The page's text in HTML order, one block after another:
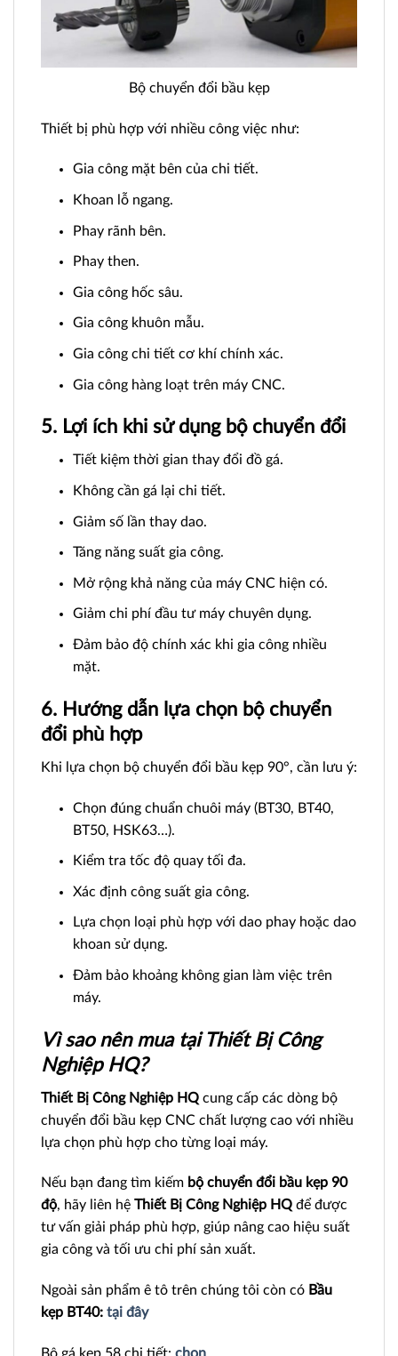
Bộ chuyển đổi bầu kẹp
Thiết bị phù hợp với nhiều công việc như:
Gia công mặt bên của chi tiết.
Khoan lỗ ngang.
Phay rãnh bên.
Phay then.
Gia công hốc sâu.
Gia công khuôn mẫu.
Gia công chi tiết cơ khí chính xác.
Gia công hàng loạt trên máy CNC.
5. Lợi ích khi sử dụng bộ chuyển đổi
Tiết kiệm thời gian thay đổi đồ gá.
Không cần gá lại chi tiết.
Giảm số lần thay dao.
Tăng năng suất gia công.
Mở rộng khả năng của máy CNC hiện có.
Giảm chi phí đầu tư máy chuyên dụng.
Đảm bảo độ chính xác khi gia công nhiều
mặt.
6. Hướng dẫn lựa chọn bộ chuyển
đổi phù hợp
Khi lựa chọn bộ chuyển đổi bầu kẹp 90°, cần lưu ý:
Chọn đúng chuẩn chuôi máy (BT30, BT40,
BT50, HSK63…).
Kiểm tra tốc độ quay tối đa.
Xác định công suất gia công.
Lựa chọn loại phù hợp với dao phay hoặc dao
khoan sử dụng.
Đảm bảo khoảng không gian làm việc trên
máy.
Vì sao nên mua tại Thiết Bị Công
Nghiệp HQ?
Thiết Bị Công Nghiệp HQ cung cấp các dòng bộ
chuyển đổi bầu kẹp CNC chất lượng cao với nhiều
lựa chọn phù hợp cho từng loại máy.
Nếu bạn đang tìm kiếm bộ chuyển đổi bầu kẹp 90
độ, hãy liên hệ Thiết Bị Công Nghiệp HQ để được
tư vấn giải pháp phù hợp, giúp nâng cao hiệu suất
gia công và tối ưu chi phí sản xuất.
Ngoài sản phẩm ê tô trên chúng tôi còn có Bầu
kẹp BT40: tại đây